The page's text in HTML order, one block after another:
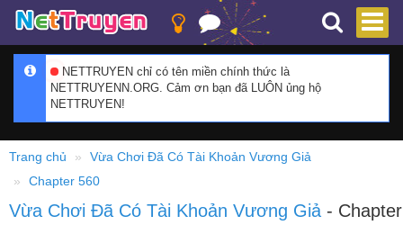
NETTRUYEN chỉ có tên miền chính thức là
NETTRUYENN.ORG. Cảm ơn bạn đã LUÔN ủng hộ
NETTRUYEN!
Trang chủ
Vừa Chơi Đã Có Tài Khoản Vương Giả
Chapter 560
Vừa Chơi Đã Có Tài Khoản Vương Giả - Chapter